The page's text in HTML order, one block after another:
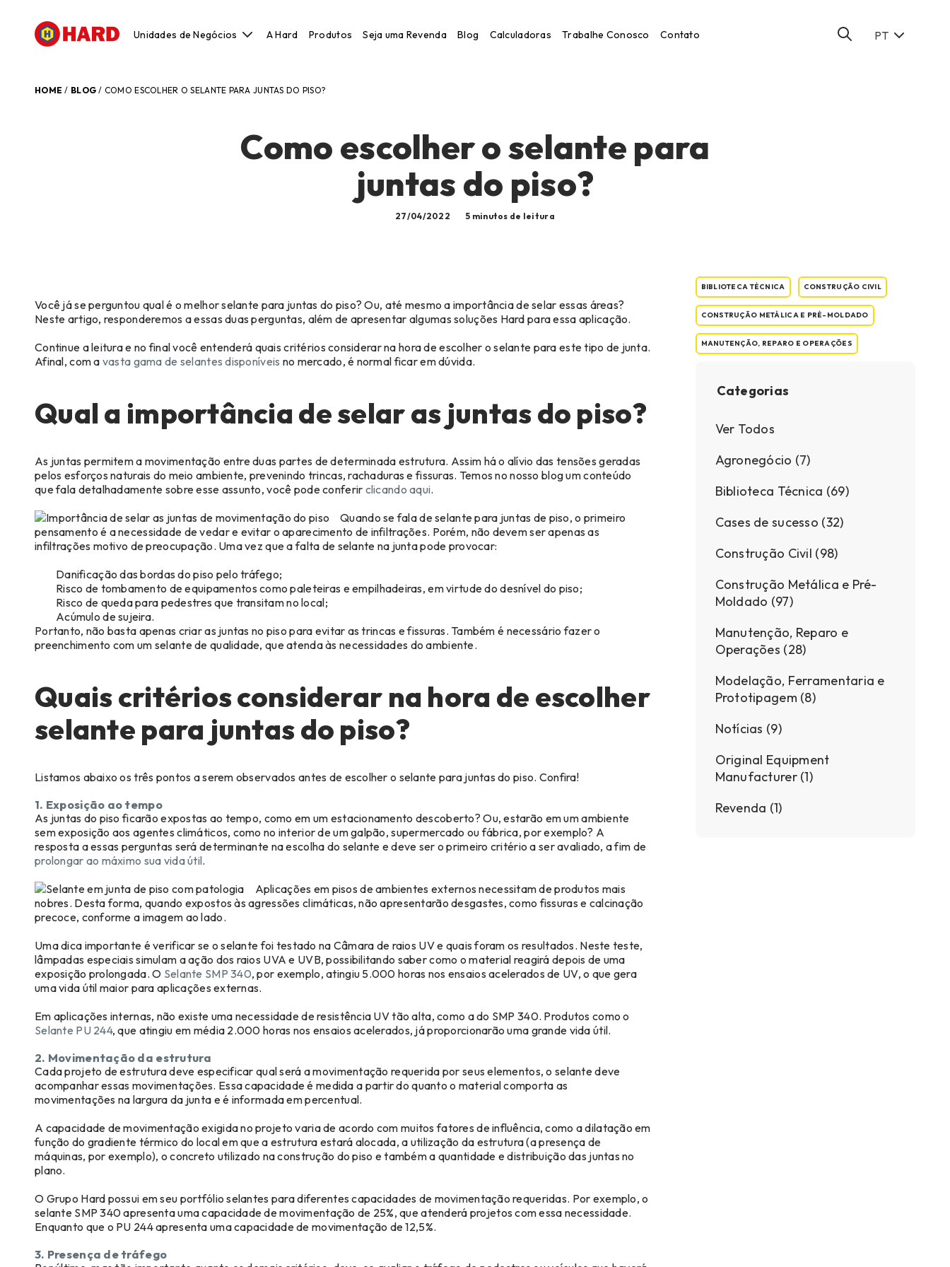
Unidades de Negócios
Construção Metálica e Pré-Moldado
Original Equipment Manufacturer
A Hard Produtos Seja uma Revenda Blog Calculadoras Trabalhe Conosco Contato PT
HOME / BLOG / COMO ESCOLHER O SELANTE PARA JUNTAS DO PISO?
Como escolher o selante para
juntas do piso?
27/04/2022 5 minutos de leitura
Você já se perguntou qual é o melhor selante para juntas do piso? Ou, até mesmo a importância de selar essas áreas?
Neste artigo, responderemos a essas duas perguntas, além de apresentar algumas soluções Hard para essa aplicação.
Continue a leitura e no final você entenderá quais critérios considerar na hora de escolher o selante para este tipo de junta.
Afinal, com a vasta gama de selantes disponíveis no mercado, é normal ficar em dúvida.
Qual a importância de selar as juntas do piso?
As juntas permitem a movimentação entre duas partes de determinada estrutura. Assim há o alívio das tensões geradas
pelos esforços naturais do meio ambiente, prevenindo trincas, rachaduras e fissuras. Temos no nosso blog um conteúdo
que fala detalhadamente sobre esse assunto, você pode conferir clicando aqui.
Quando se fala de selante para juntas de piso, o primeiro
pensamento é a necessidade de vedar e evitar o aparecimento de infiltrações. Porém, não devem ser apenas as
infiltrações motivo de preocupação. Uma vez que a falta de selante na junta pode provocar:
Danificação das bordas do piso pelo tráfego;
Risco de tombamento de equipamentos como paleteiras e empilhadeiras, em virtude do desnível do piso;
Risco de queda para pedestres que transitam no local;
Acúmulo de sujeira.
Portanto, não basta apenas criar as juntas no piso para evitar as trincas e fissuras. Também é necessário fazer o
preenchimento com um selante de qualidade, que atenda às necessidades do ambiente.
Quais critérios considerar na hora de escolher
selante para juntas do piso?
Listamos abaixo os três pontos a serem observados antes de escolher o selante para juntas do piso. Confira!
1. Exposição ao tempo
As juntas do piso ficarão expostas ao tempo, como em um estacionamento descoberto? Ou, estarão em um ambiente
sem exposição aos agentes climáticos, como no interior de um galpão, supermercado ou fábrica, por exemplo? A
resposta a essas perguntas será determinante na escolha do selante e deve ser o primeiro critério a ser avaliado, a fim de
prolongar ao máximo sua vida útil.
Aplicações em pisos de ambientes externos necessitam de produtos mais
nobres. Desta forma, quando expostos às agressões climáticas, não apresentarão desgastes, como fissuras e calcinação
precoce, conforme a imagem ao lado.
Uma dica importante é verificar se o selante foi testado na Câmara de raios UV e quais foram os resultados. Neste teste,
lâmpadas especiais simulam a ação dos raios UVA e UVB, possibilitando saber como o material reagirá depois de uma
exposição prolongada. O Selante SMP 340, por exemplo, atingiu 5.000 horas nos ensaios acelerados de UV, o que gera
uma vida útil maior para aplicações externas.
Em aplicações internas, não existe uma necessidade de resistência UV tão alta, como a do SMP 340. Produtos como o
Selante PU 244, que atingiu em média 2.000 horas nos ensaios acelerados, já proporcionarão uma grande vida útil.
2. Movimentação da estrutura
Cada projeto de estrutura deve especificar qual será a movimentação requerida por seus elementos, o selante deve
acompanhar essas movimentações. Essa capacidade é medida a partir do quanto o material comporta as
movimentações na largura da junta e é informada em percentual.
A capacidade de movimentação exigida no projeto varia de acordo com muitos fatores de influência, como a dilatação em
função do gradiente térmico do local em que a estrutura estará alocada, a utilização da estrutura (a presença de
máquinas, por exemplo), o concreto utilizado na construção do piso e também a quantidade e distribuição das juntas no
plano.
O Grupo Hard possui em seu portfólio selantes para diferentes capacidades de movimentação requeridas. Por exemplo, o
selante SMP 340 apresenta uma capacidade de movimentação de 25%, que atenderá projetos com essa necessidade.
Enquanto que o PU 244 apresenta uma capacidade de movimentação de 12,5%.
3. Presença de tráfego
BIBLIOTECA TÉCNICA CONSTRUÇÃO CIVIL
CONSTRUÇÃO METÁLICA E PRÉ-MOLDADO
MANUTENÇÃO, REPARO E OPERAÇÕES
Categorias
Ver Todos
Agronegócio (7)
Biblioteca Técnica (69)
Cases de sucesso (32)
Construção Civil (98)
Construção Metálica e Pré-
Moldado (97)
Manutenção, Reparo e
Operações (28)
Modelação, Ferramentaria e
Prototipagem (8)
Notícias (9)
Original Equipment
Manufacturer (1)
Revenda (1)